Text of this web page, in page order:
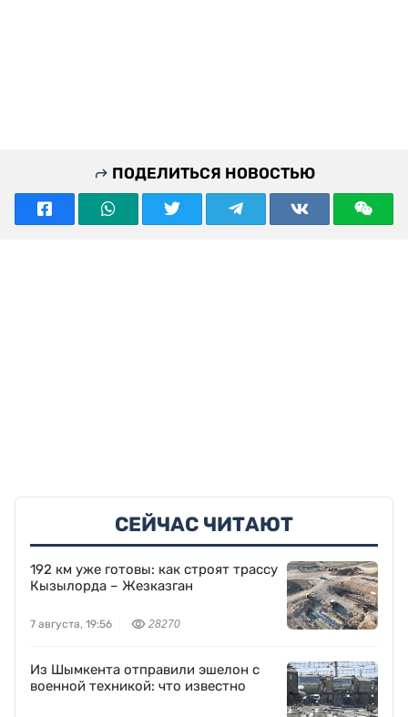
ПОДЕЛИТЬСЯ НОВОСТЬЮ
СЕЙЧАС ЧИТАЮТ
192 км уже готовы: как строят трассу
Кызылорда – Жезказган
7 августа, 19:56 28270
Из Шымкента отправили эшелон с
военной техникой: что известно